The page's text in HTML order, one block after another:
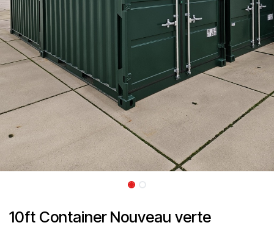
10ft Container Nouveau verte